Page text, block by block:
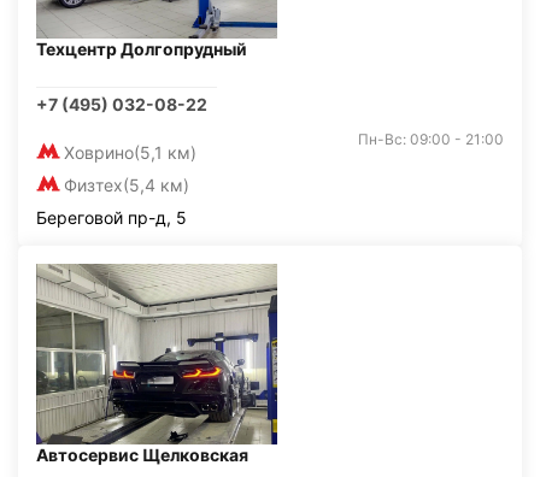
Техцентр Долгопрудный
+7 (495) 032-08-22
Ховрино(5,1 км)
Физтех(5,4 км)
Пн-Вс: 09:00 - 21:00
Береговой пр-д, 5
Автосервис Щелковская